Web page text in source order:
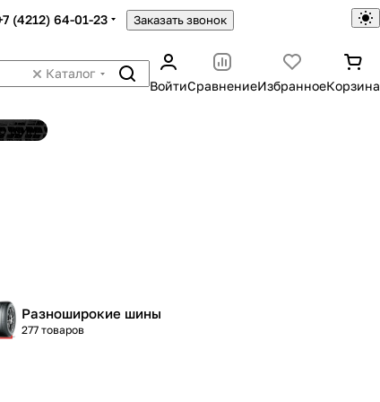
(4212) 64-01-23 Заказать звонок
Каталог
ВойтиСравнениеИзбранноеКорзина
шин
Разноширокие шины
277 товаров